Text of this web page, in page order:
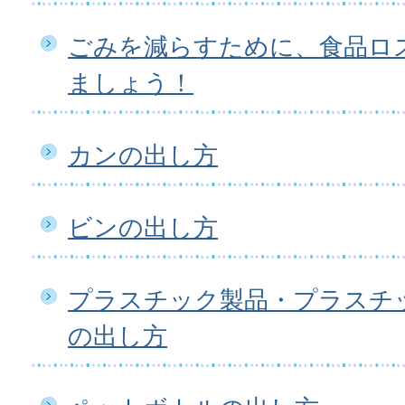
ごみを減らすために、食品ロ
ましょう！
カンの出し方
ビンの出し方
プラスチック製品・プラスチ
の出し方